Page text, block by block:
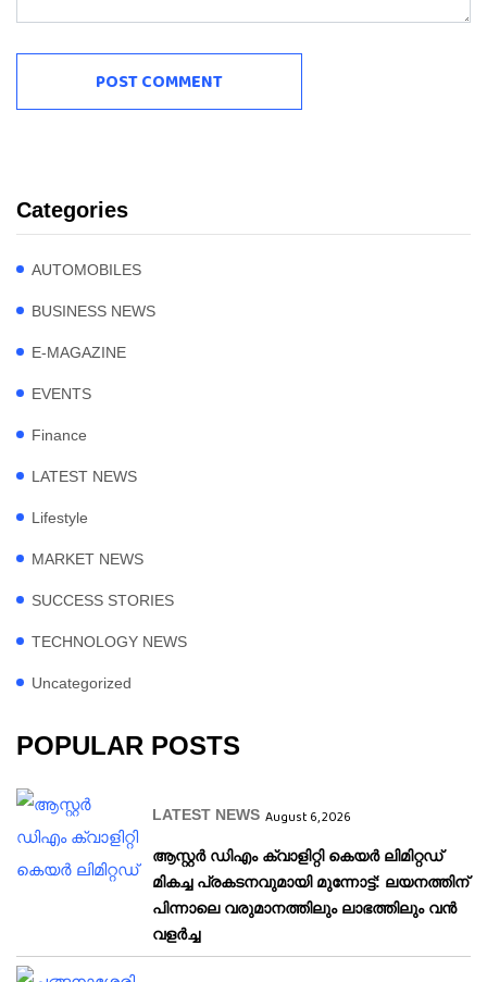
Categories
AUTOMOBILES
BUSINESS NEWS
E-MAGAZINE
EVENTS
Finance
LATEST NEWS
Lifestyle
MARKET NEWS
SUCCESS STORIES
TECHNOLOGY NEWS
Uncategorized
POPULAR POSTS
LATEST NEWS August 6, 2026
ആസ്റ്റർ ഡിഎം ക്വാളിറ്റി കെയർ ലിമിറ്റഡ്
മികച്ച പ്രകടനവുമായി മുന്നോട്ട്: ലയനത്തിന്
പിന്നാലെ വരുമാനത്തിലും ലാഭത്തിലും വൻ
വളർച്ച